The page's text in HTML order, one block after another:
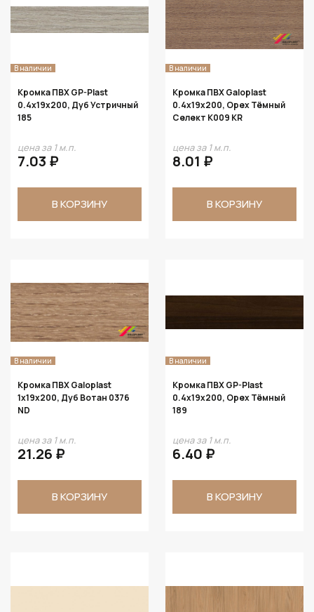
В наличии
Кромка ПВХ GP-Plast
0.4х19х200, Дуб Устричный
185
цена за 1 м.п.
7.03 ₽
В КОРЗИНУ
В наличии
Кромка ПВХ Galoplast
0.4х19х200, Орех Тёмный
Селект K009 KR
цена за 1 м.п.
8.01 ₽
В КОРЗИНУ
В наличии
Кромка ПВХ Galoplast
1х19х200, Дуб Вотан 0376
ND
цена за 1 м.п.
21.26 ₽
В КОРЗИНУ
В наличии
Кромка ПВХ GP-Plast
0.4х19х200, Орех Тёмный
189
цена за 1 м.п.
6.40 ₽
В КОРЗИНУ